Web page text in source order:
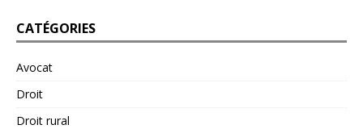
CATÉGORIES
Avocat
Droit
Droit rural